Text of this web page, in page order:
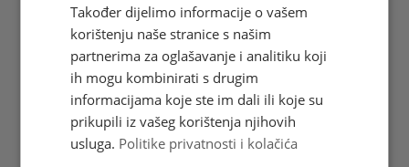
Vidi više
Također dijelimo informacije o vašem
korištenju naše stranice s našim
partnerima za oglašavanje i analitiku koji
ih mogu kombinirati s drugim
informacijama koje ste im dali ili koje su
prikupili iz vašeg korištenja njihovih
usluga. Politike privatnosti i kolačića